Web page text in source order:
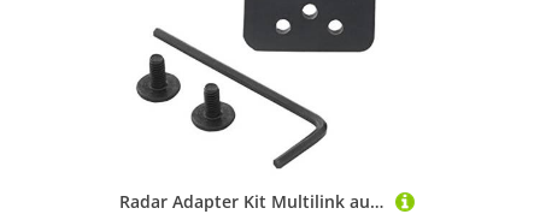
Radar Adapter Kit Multilink auf Uncle Mike's